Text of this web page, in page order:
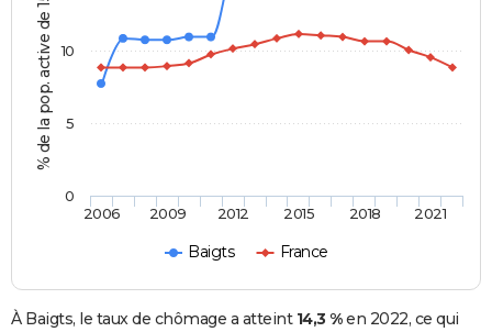
% de la pop. active de 15 - 64 ans
Baigts France
2006 2009 2012 2015 2018 2021
0
5
10
À Baigts, le taux de chômage a atteint 14,3 %en 2022, ce qui